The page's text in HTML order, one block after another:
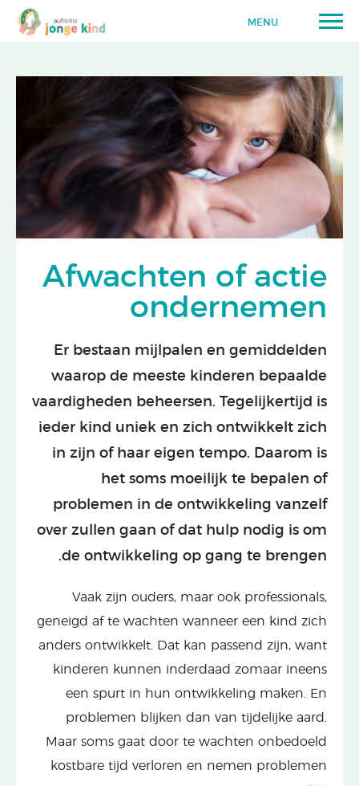
MENU
Afwachten of actie
ondernemen
Er bestaan mijlpalen en gemiddelden
waarop de meeste kinderen bepaalde
vaardigheden beheersen. Tegelijkertijd is
ieder kind uniek en zich ontwikkelt zich
in zijn of haar eigen tempo. Daarom is
het soms moeilijk te bepalen of
problemen in de ontwikkeling vanzelf
over zullen gaan of dat hulp nodig is om
de ontwikkeling op gang te brengen.
Vaak zijn ouders, maar ook professionals,
geneigd af te wachten wanneer een kind zich
anders ontwikkelt. Dat kan passend zijn, want
kinderen kunnen inderdaad zomaar ineens
een spurt in hun ontwikkeling maken. En
problemen blijken dan van tijdelijke aard.
Maar soms gaat door te wachten onbedoeld
kostbare tijd verloren en nemen problemen